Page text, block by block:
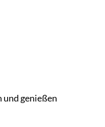
und genießen